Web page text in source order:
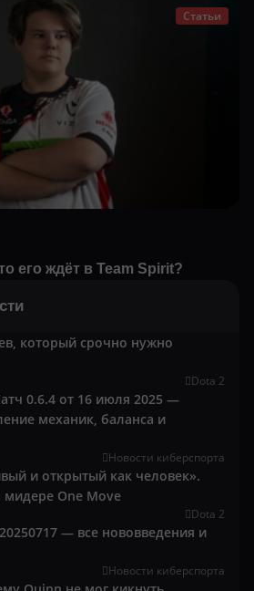
Статьи
его ждёт в Team Spirit?
который срочно нужно
Dota 2
0.6.4 от 16 июля 2025 —
механик, баланса и
Новости киберспорта
и открытый как человек».
One Move
Dota 2
— все нововведения и
Новости киберспорта